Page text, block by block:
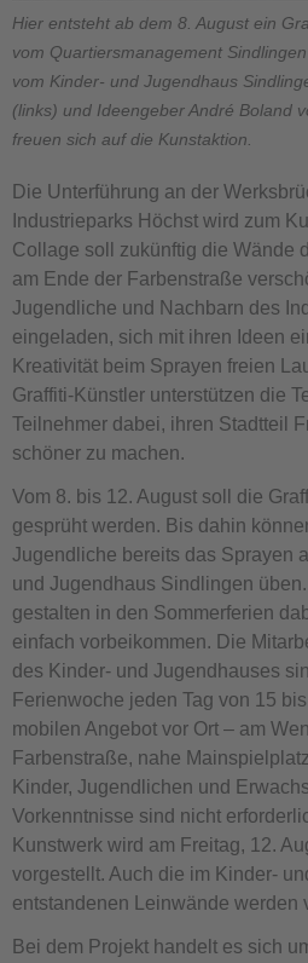
Hier entsteht ab dem 8. August ein
vom Quartiersmanagement
vom Kinder- und Jugendhaus
(links) und Ideengeber André Boland
freuen sich auf die Kunstaktion.
Die Unterführung an der
Industrieparks Höchst wird zum
Collage soll zukünftig die Wände
am Ende der Farbenstraße
Jugendliche und Nachbarn des
eingeladen, sich mit ihren Ideen
Kreativität beim Sprayen freien
Graffiti-Künstler unterstützen die
Teilnehmer dabei, ihren Stadtteil
schöner zu machen.
Vom 8. bis 12. August soll die
gesprüht werden. Bis dahin
Jugendliche bereits das Sprayen
und Jugendhaus Sindlingen
gestalten in den Sommerferien
einfach vorbeikommen. Die
des Kinder- und Jugendhauses
Ferienwoche jeden Tag von 15
mobilen Angebot vor Ort – am
Farbenstraße, nahe
Kinder, Jugendlichen und
Vorkenntnisse sind nicht
Kunstwerk wird am Freitag, 12.
vorgestellt. Auch die im Kinder-
entstandenen Leinwände werden
Bei dem Projekt handelt es sich